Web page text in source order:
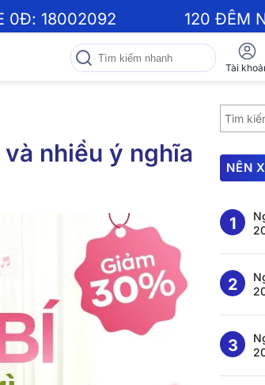
0Đ: 18002092 120 ĐÊM
Tài
nhiều ý nghĩa
NÊN